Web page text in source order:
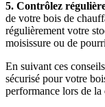
5. Contrôlez
de votre bois de
régulièrement votre
moisissure ou de
En suivant ces
sécurisé pour votre
performance lors de la